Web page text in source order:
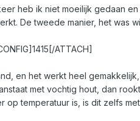
heb ik niet moeilijk gedaan
De tweede manier, het was
ATTACH]
en het werkt heel
met vochtig hout, dan
op temperatuur is, is dit zelfs